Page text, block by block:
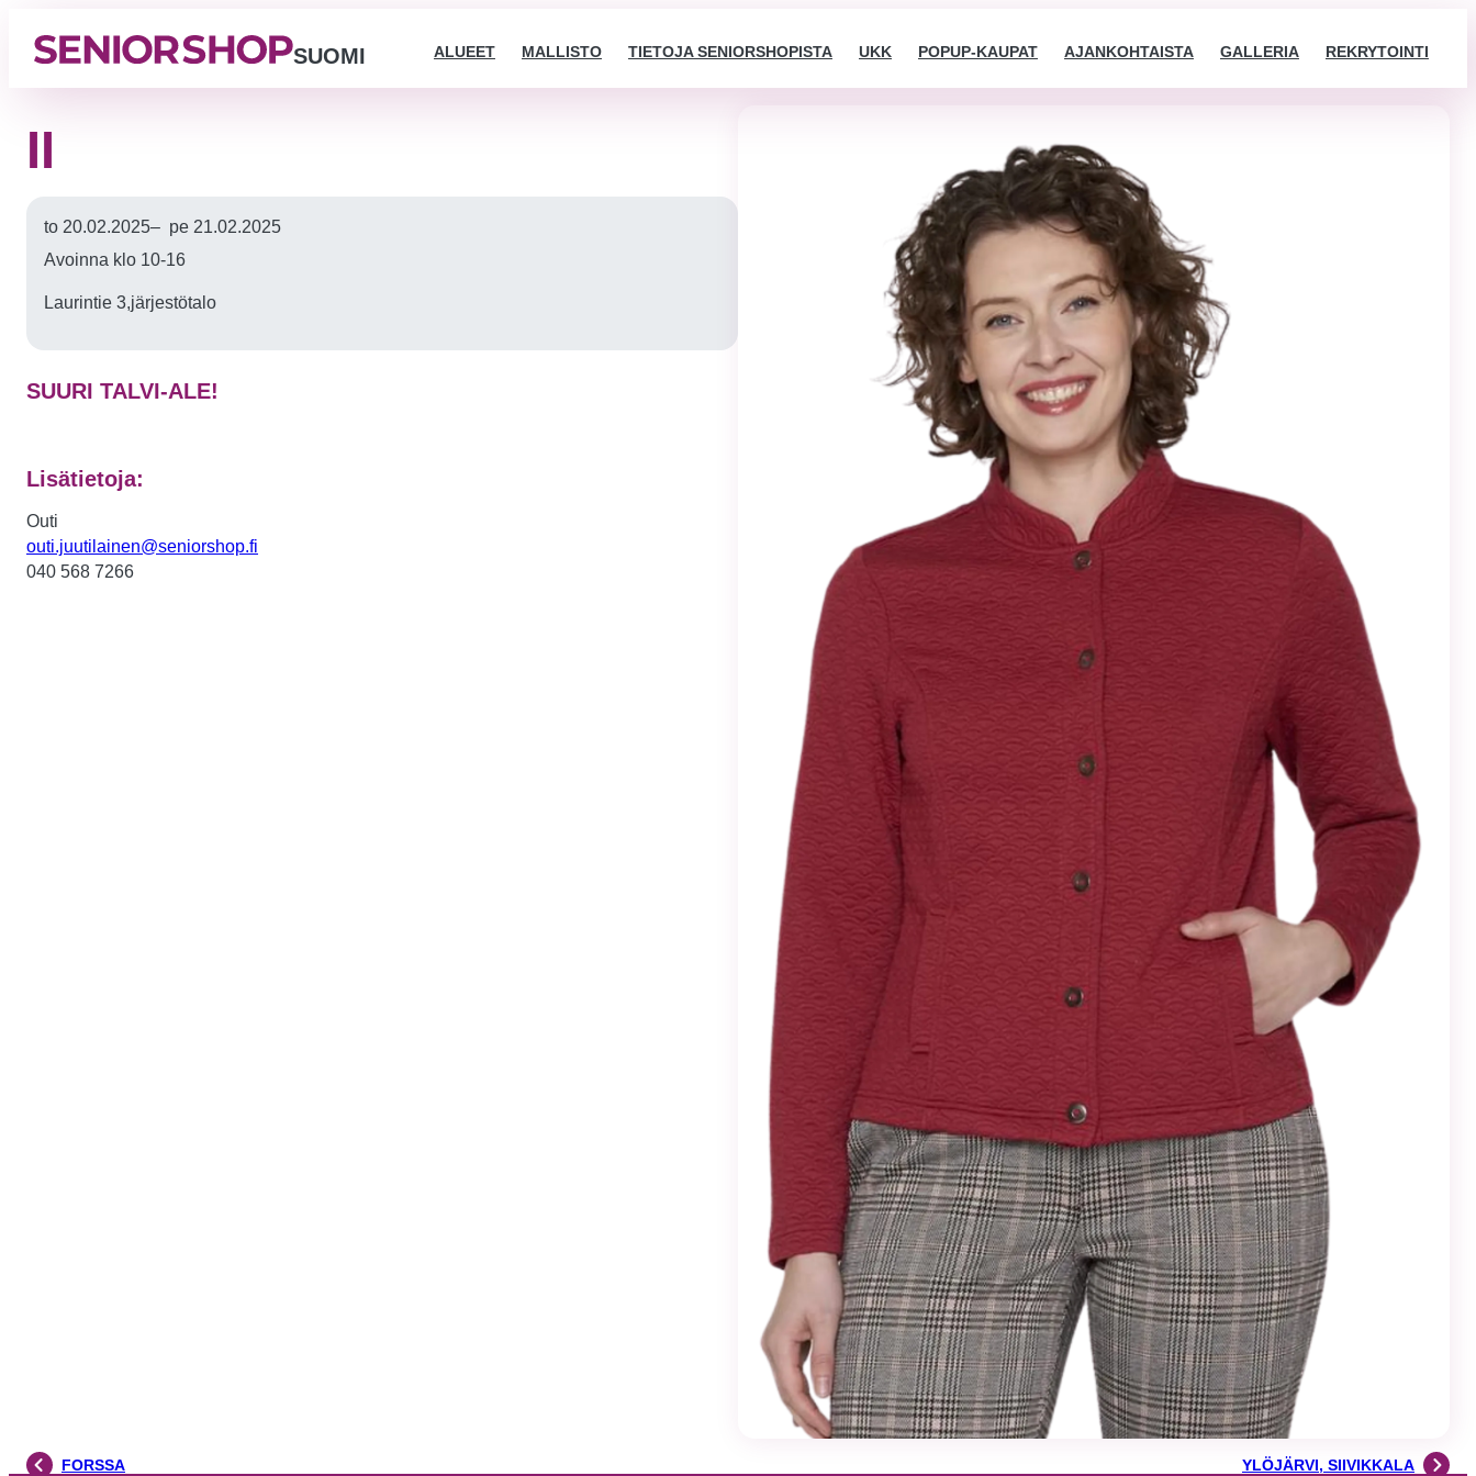
SUOMI ALUEET MALLISTO TIETOJA SENIORSHOPISTA UKK POPUP-KAUPAT AJANKOHTAISTA GALLERIA REKRYTOINTI
II
to 20.02.2025– pe 21.02.2025
Avoinna klo 10-16
Laurintie 3,järjestötalo
SUURI TALVI-ALE!
Lisätietoja:
Outi
outi.juutilainen@seniorshop.fi
040 568 7266
FORSSA YLÖJÄRVI, SIIVIKKALA
Tilastot
Voidaksemme
parantaa
sivuston
toiminnallisuutta
ja rakennetta
sen perusteella
kuinka sitä
käytetään.
Kokemus
Jotta sivustomme
toimisi
mahdollisimman
hyvin vierailusi
aikana. Jos et salli
näitä evästeitä,
osa
toiminnallisuudesta
Markkinointi
Jos jaat huomiosi
ja toimesi
sivustollamme, on
todennäköisempää
että näet sinulle
räätälöityjä
sisältöjä ja
tarjouksia.